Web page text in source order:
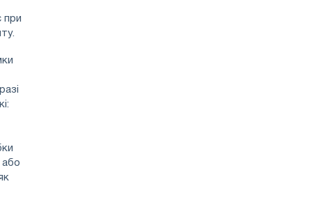
при
або